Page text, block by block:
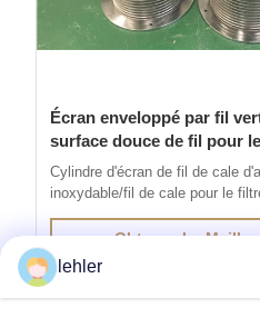
Écran enveloppé par fil
surface douce de fil pour
autonettoyant
Cylindre d'écran de fil de cale
inoxydable/fil de cale pour le
produit par la méthode du
résistance électrique, fils avec
spéciaux sont soudés aux fils
degrés. La distance entre les ...
Obtenez Le
lehler